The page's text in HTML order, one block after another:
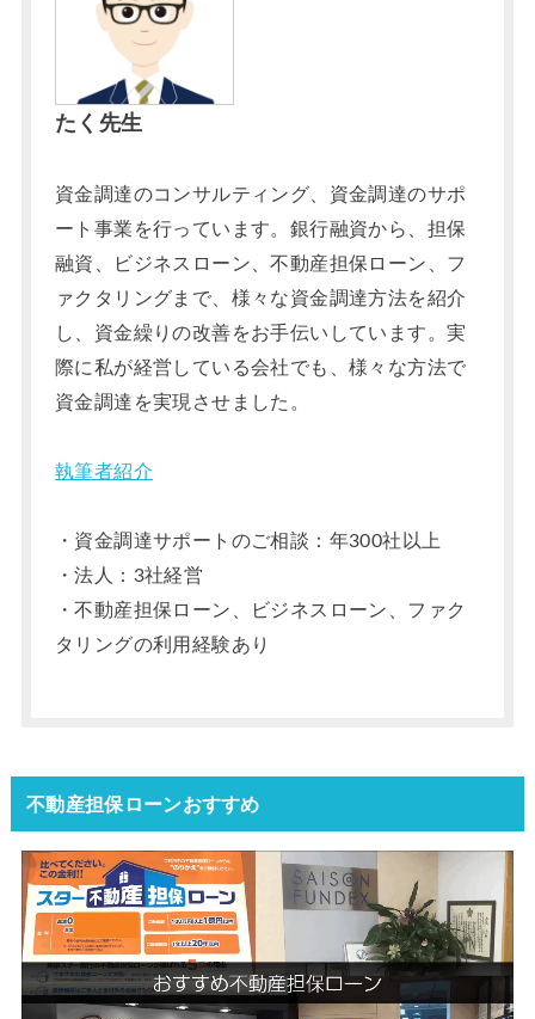
たく先生
資金調達のコンサルティング、資金調達のサポ
ート事業を行っています。銀行融資から、担保
融資、ビジネスローン、不動産担保ローン、フ
ァクタリングまで、様々な資金調達方法を紹介
し、資金繰りの改善をお手伝いしています。実
際に私が経営している会社でも、様々な方法で
資金調達を実現させました。
執筆者紹介
・資金調達サポートのご相談：年300社以上
・法人：3社経営
・不動産担保ローン、ビジネスローン、ファク
タリングの利用経験あり
不動産担保ローンおすすめ